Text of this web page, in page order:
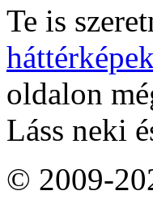
Te is
háttérképek
oldalon
Láss neki
© 2009-